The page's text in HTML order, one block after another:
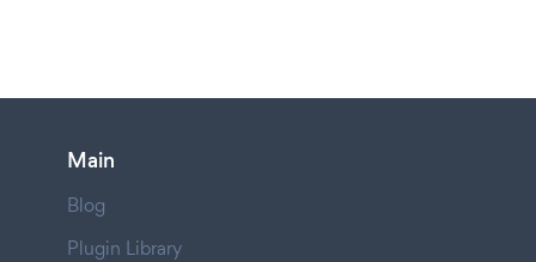
Main
Blog
Plugin Library